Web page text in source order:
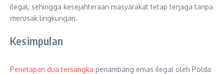
ilegal, sehingga kesejahteraan masyarakat tetap terjaga tanpa
merusak lingkungan.
Kesimpulan
Penetapan dua tersangka penambang emas ilegal oleh Polda